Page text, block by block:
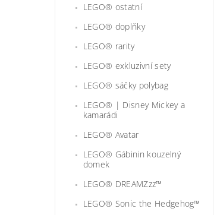
LEGO® ostatní
LEGO® doplňky
LEGO® rarity
LEGO® exkluzivní sety
LEGO® sáčky polybag
LEGO® | Disney Mickey a
kamarádi
LEGO® Avatar
LEGO® Gábinin kouzelný
domek
LEGO® DREAMZzz™
LEGO® Sonic the Hedgehog™